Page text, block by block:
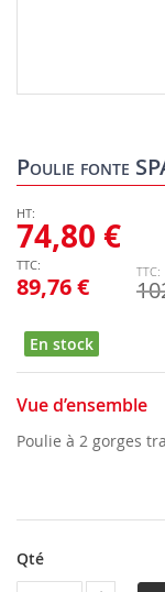
Poulie fonte
89,76 €
74,80 €
En stock
Vue d’ensemble
Poulie à 2 gorges
Qté
to
the
of
the
images
gallery